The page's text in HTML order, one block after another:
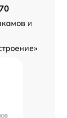
и